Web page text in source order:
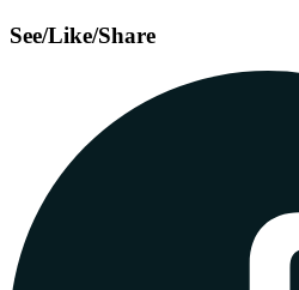
See/Like/Share